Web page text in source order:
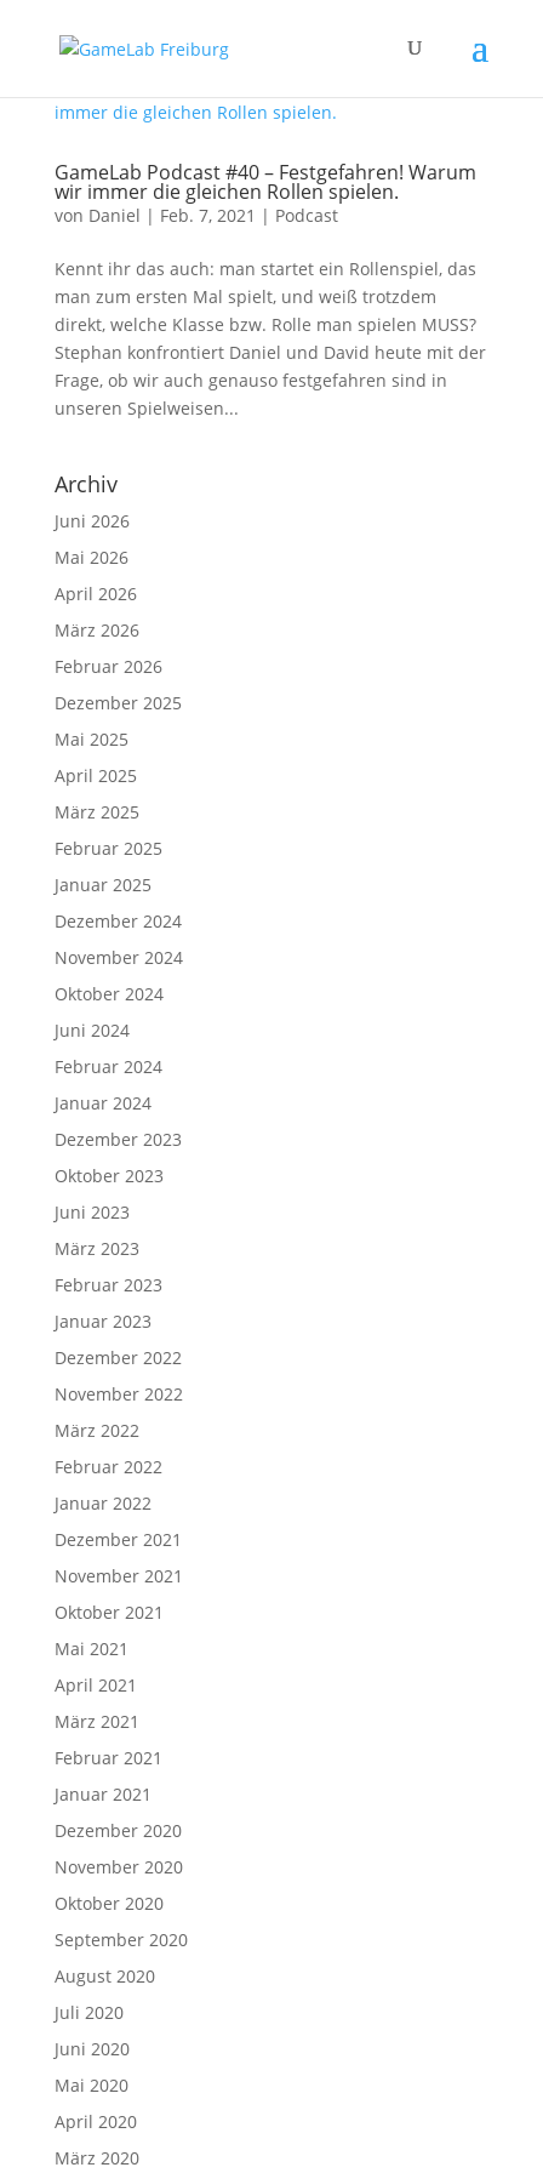
GameLab Podcast #40 – Festgefahren! Warum
wir immer die gleichen Rollen spielen.
von Daniel | Feb. 7, 2021 | Podcast
Kennt ihr das auch: man startet ein Rollenspiel, das
man zum ersten Mal spielt, und weiß trotzdem
direkt, welche Klasse bzw. Rolle man spielen MUSS?
Stephan konfrontiert Daniel und David heute mit der
Frage, ob wir auch genauso festgefahren sind in
unseren Spielweisen...
Archiv
Juni 2026
Mai 2026
April 2026
März 2026
Februar 2026
Dezember 2025
Mai 2025
April 2025
März 2025
Februar 2025
Januar 2025
Dezember 2024
November 2024
Oktober 2024
Juni 2024
Februar 2024
Januar 2024
Dezember 2023
Oktober 2023
Juni 2023
März 2023
Februar 2023
Januar 2023
Dezember 2022
November 2022
März 2022
Februar 2022
Januar 2022
Dezember 2021
November 2021
Oktober 2021
Mai 2021
April 2021
März 2021
Februar 2021
Januar 2021
Dezember 2020
November 2020
Oktober 2020
September 2020
August 2020
Juli 2020
Juni 2020
Mai 2020
April 2020
März 2020